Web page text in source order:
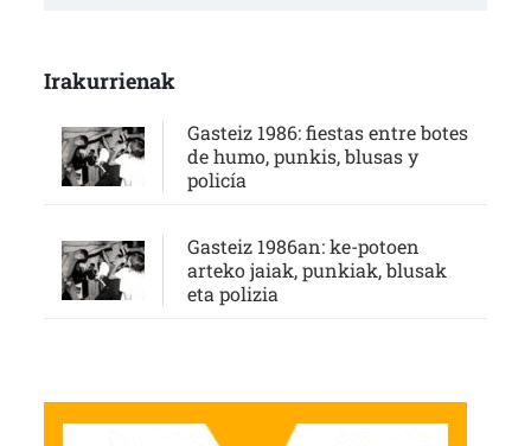
Irakurrienak
Gasteiz 1986: fiestas entre botes
de humo, punkis, blusas y
policía
Gasteiz 1986an: ke-potoen
arteko jaiak, punkiak, blusak
eta polizia